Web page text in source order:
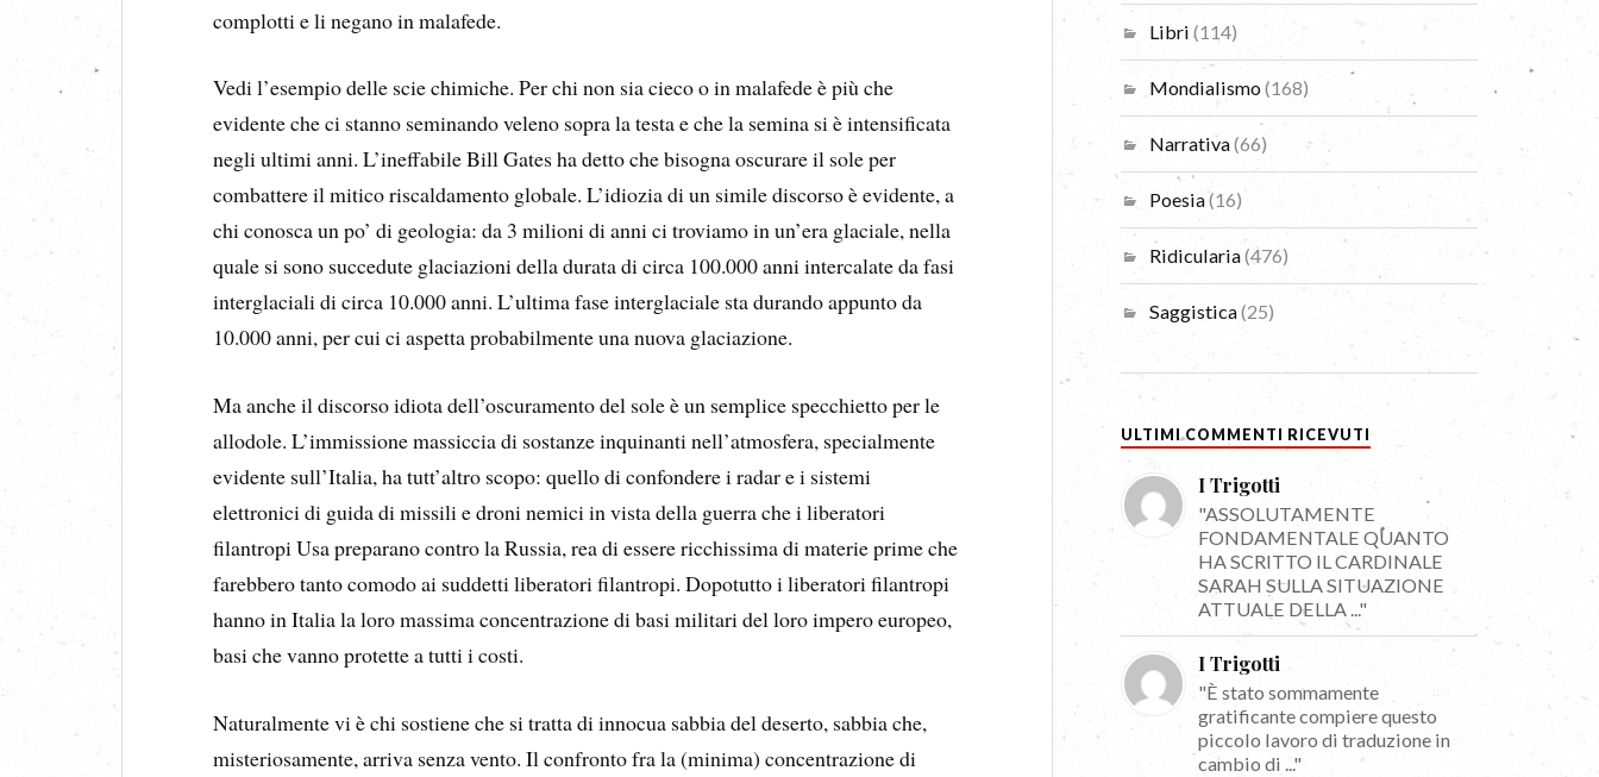
complotti e li negano in malafede.
Vedi l’esempio delle scie chimiche. Per chi non sia cieco o in malafede è più che
evidente che ci stanno seminando veleno sopra la testa e che la semina si è intensificata
negli ultimi anni. L’ineffabile Bill Gates ha detto che bisogna oscurare il sole per
combattere il mitico riscaldamento globale. L’idiozia di un simile discorso è evidente, a
chi conosca un po’ di geologia: da 3 milioni di anni ci troviamo in un’era glaciale, nella
quale si sono succedute glaciazioni della durata di circa 100.000 anni intercalate da fasi
interglaciali di circa 10.000 anni. L’ultima fase interglaciale sta durando appunto da
10.000 anni, per cui ci aspetta probabilmente una nuova glaciazione.
Ma anche il discorso idiota dell’oscuramento del sole è un semplice specchietto per le
allodole. L’immissione massiccia di sostanze inquinanti nell’atmosfera, specialmente
evidente sull’Italia, ha tutt’altro scopo: quello di confondere i radar e i sistemi
elettronici di guida di missili e droni nemici in vista della guerra che i liberatori
filantropi Usa preparano contro la Russia, rea di essere ricchissima di materie prime che
farebbero tanto comodo ai suddetti liberatori filantropi. Dopotutto i liberatori filantropi
hanno in Italia la loro massima concentrazione di basi militari del loro impero europeo,
basi che vanno protette a tutti i costi.
Naturalmente vi è chi sostiene che si tratta di innocua sabbia del deserto, sabbia che,
misteriosamente, arriva senza vento. Il confronto fra la (minima) concentrazione di
Libri (114)
Mondialismo(168)
Narrativa(66)
Poesia(16)
Ridicularia(476)
Saggistica(25)
ULTIMI COMMENTI RICEVUTI
I Trigotti
"ASSOLUTAMENTE
FONDAMENTALE QUANTO
HA SCRITTO IL CARDINALE
SARAH SULLA SITUAZIONE
ATTUALE DELLA ..."
I Trigotti
"È stato sommamente
gratificante compiere questo
piccolo lavoro di traduzione in
cambio di ..."